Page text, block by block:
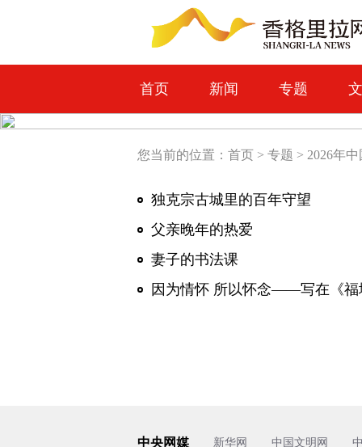
首页 新闻 专题
您当前的位置： 首页 > 专题 > 2026年
独克宗古城里的百年守望
父亲晚年的热爱
妻子的书法课
中央网媒 新华网 中国文明网